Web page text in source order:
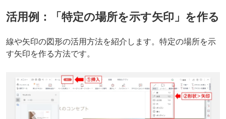
活用例：「特定の場所を示す矢印」を作る
線や矢印の図形の活用方法を紹介します。特定の場所を示
す矢印を作る方法です。